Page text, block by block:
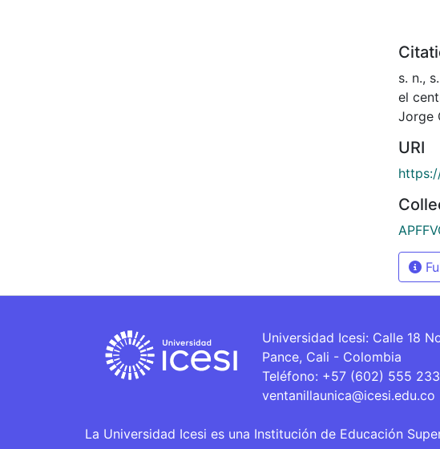
s. n.,
el
Jorge
URI
Universidad Icesi: Calle 18
Pance, Cali - Colombia
Teléfono: +57 (602) 555
ventanillaunica@icesi.edu.co
La Universidad Icesi es una Institución de Educación